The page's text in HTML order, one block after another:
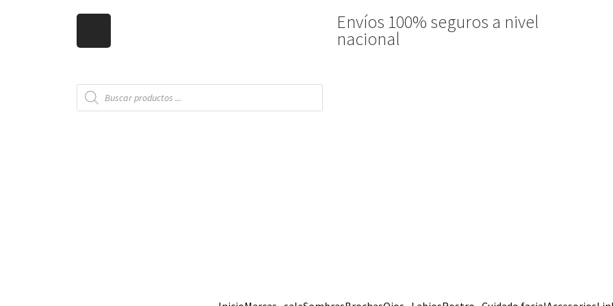
Envíos 100% seguros a nivel
nacional